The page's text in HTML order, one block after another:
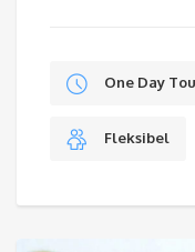
One Day
Fleksibel